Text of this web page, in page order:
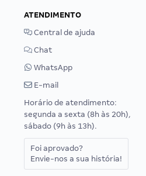
ATENDIMENTO
Central de ajuda
Chat
WhatsApp
E-mail
Horário de atendimento:
segunda a sexta (8h às 20h),
sábado (9h às 13h).
Foi aprovado?
Envie-nos a sua história!